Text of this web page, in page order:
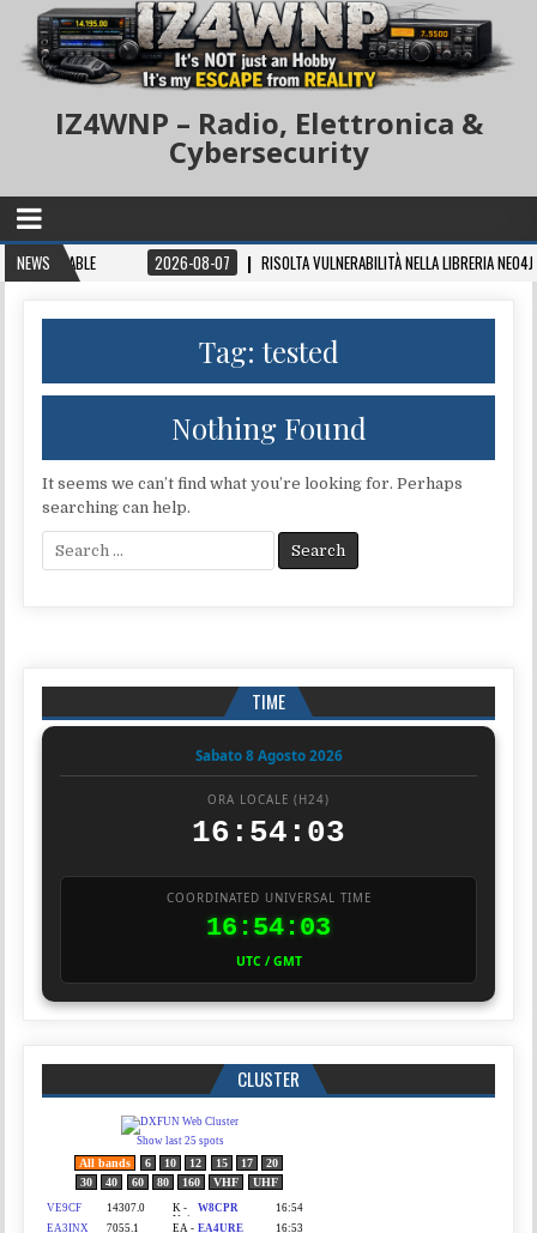
IZ4WNP – Radio, Elettronica &
Cybersecurity
NEWS 2026-08-07 RISOLTA VULNERABILITÀ NELLA LIBRERIA NEO4J
Tag:tested
Nothing Found
It seems we can’t find what you’re looking for. Perhaps
searching can help.
Search for:
TIME
Sabato 8 Agosto 2026
ORA LOCALE (H24)
16:54:03
COORDINATED UNIVERSAL TIME
16:54:03
UTC / GMT
CLUSTER